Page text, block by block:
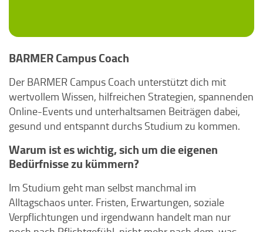
BARMER Campus Coach
Der BARMER Campus Coach unterstützt dich mit
wertvollem Wissen, hilfreichen Strategien, spannenden
Online-Events und unterhaltsamen Beiträgen dabei,
gesund und entspannt durchs Studium zu kommen.
Warum ist es wichtig, sich um die eigenen
Bedürfnisse zu kümmern?
Im Studium geht man selbst manchmal im
Alltagschaos unter. Fristen, Erwartungen, soziale
Verpflichtungen und irgendwann handelt man nur